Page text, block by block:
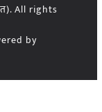
. All rights
by